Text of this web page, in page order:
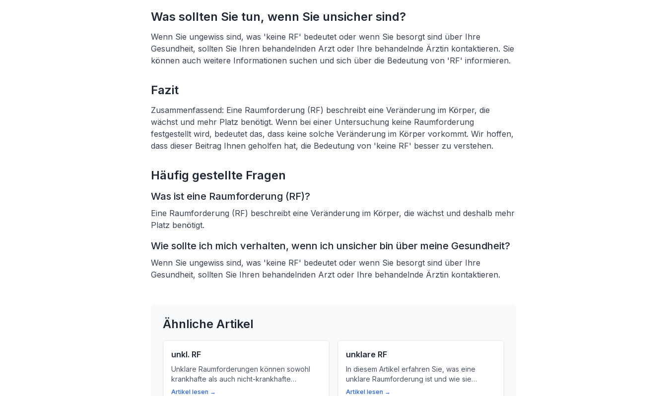
Was sollten Sie tun, wenn Sie unsicher sind?
Wenn Sie ungewiss sind, was 'keine RF' bedeutet oder wenn Sie besorgt sind über Ihre
Gesundheit, sollten Sie Ihren behandelnden Arzt oder Ihre behandelnde Ärztin kontaktieren. Sie
können auch weitere Informationen suchen und sich über die Bedeutung von 'RF' informieren.
Fazit
Zusammenfassend: Eine Raumforderung (RF) beschreibt eine Veränderung im Körper, die
wächst und mehr Platz benötigt. Wenn bei einer Untersuchung keine Raumforderung
festgestellt wird, bedeutet das, dass keine solche Veränderung im Körper vorkommt. Wir hoffen,
dass dieser Beitrag Ihnen geholfen hat, die Bedeutung von 'keine RF' besser zu verstehen.
Häufig gestellte Fragen
Was ist eine Raumforderung (RF)?
Eine Raumforderung (RF) beschreibt eine Veränderung im Körper, die wächst und deshalb mehr
Platz benötigt.
Wie sollte ich mich verhalten, wenn ich unsicher bin über meine Gesundheit?
Wenn Sie ungewiss sind, was 'keine RF' bedeutet oder wenn Sie besorgt sind über Ihre
Gesundheit, sollten Sie Ihren behandelnden Arzt oder Ihre behandelnde Ärztin kontaktieren.
Ähnliche Artikel
unkl. RF
Unklare Raumforderungen können sowohl
krankhafte als auch nicht-krankhafte
Ursachen haben. Hier lernen Sie mehr über
Artikel lesen →
unklare RF
In diesem Artikel erfahren Sie, was eine
unklare Raumforderung ist und wie sie
entsteht. Wir klären auf die Ursachen,
Artikel lesen →